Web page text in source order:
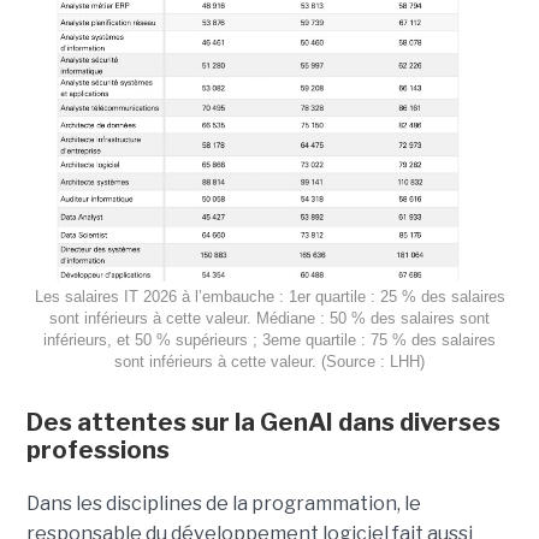
Les salaires IT 2026 à l’embauche : 1er quartile : 25 % des salaires
sont inférieurs à cette valeur. Médiane : 50 % des salaires sont
inférieurs, et 50 % supérieurs ; 3eme quartile : 75 % des salaires
sont inférieurs à cette valeur. (Source : LHH)
Des attentes sur la GenAI dans diverses
professions
Dans les disciplines de la programmation, le
responsable du développement logiciel fait aussi